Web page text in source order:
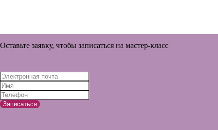
Оставьте заявку, чтобы записаться на мастер-класс
Записаться